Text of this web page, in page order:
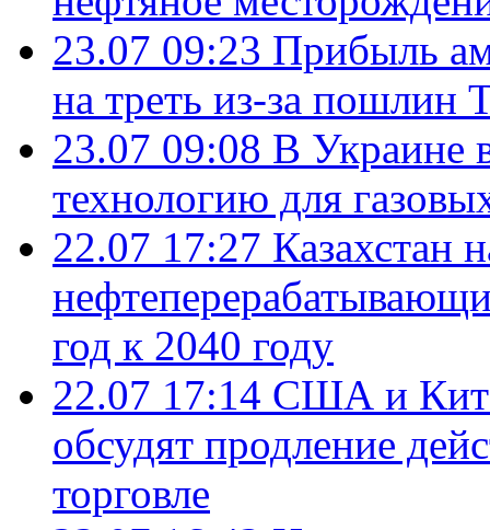
23.07 09:23 Прибыль
на треть из-за пошлин
23.07 09:08 В Украине
технологию для
22.07 17:27 Казахстан
год к 2040 году
22.07 17:14 США и
обсудят продление
торговле